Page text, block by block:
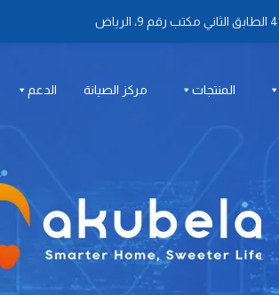
المنتجات مركز الصيانة الدعم